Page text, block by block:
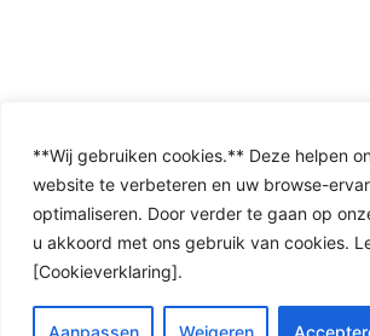
**Wij gebruiken cookies.** Deze helpen
website te verbeteren en uw browse-
optimaliseren. Door verder te gaan op
u akkoord met ons gebruik van cookies.
[Cookieverklaring].
Aanpassen Weigeren